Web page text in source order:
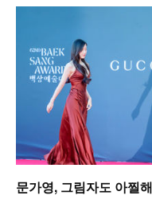
문가영, 그림자도 아찔해